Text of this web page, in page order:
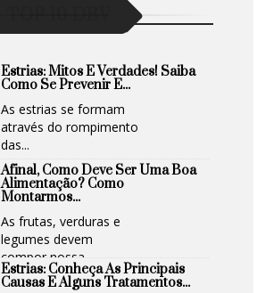
Estrias: Mitos E Verdades! Saiba
Como Se Prevenir E...
As estrias se formam
através do rompimento
das...
Afinal, Como Deve Ser Uma Boa
Alimentação? Como
Montarmos...
As frutas, verduras e
legumes devem
compor nossa...
Estrias: Conheça As Principais
Causas E Alguns Tratamentos...